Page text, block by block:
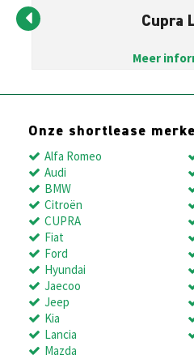
Cupra
Meer
Onze shortlease
Alfa Romeo
Audi
BMW
Citroën
CUPRA
Fiat
Ford
Hyundai
Jaecoo
Jeep
Kia
Lancia
Mazda